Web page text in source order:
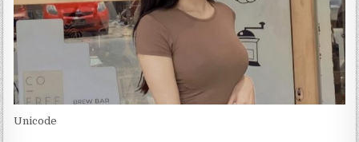
Unicode